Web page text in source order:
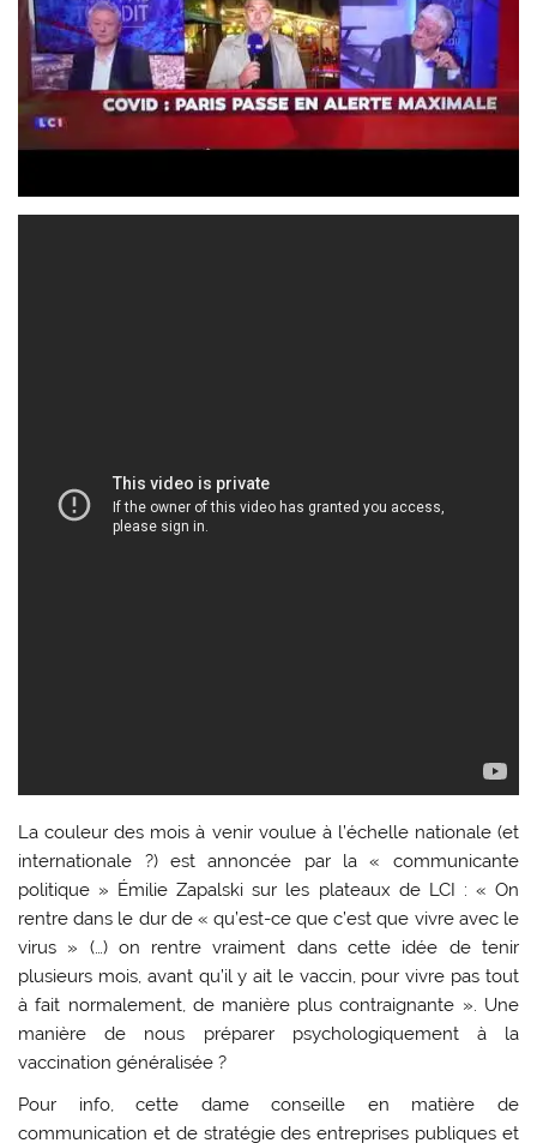
La couleur des mois à venir voulue à l’échelle nationale (et
internationale ?) est annoncée par la « communicante
politique » Émilie Zapalski sur les plateaux de LCI : « On
rentre dans le dur de « qu’est-ce que c’est que vivre avec le
virus » (…) on rentre vraiment dans cette idée de tenir
plusieurs mois, avant qu’il y ait le vaccin, pour vivre pas tout
à fait normalement, de manière plus contraignante ». Une
manière de nous préparer psychologiquement à la
vaccination généralisée ?
Pour info, cette dame conseille en matière de
communication et de stratégie des entreprises publiques et